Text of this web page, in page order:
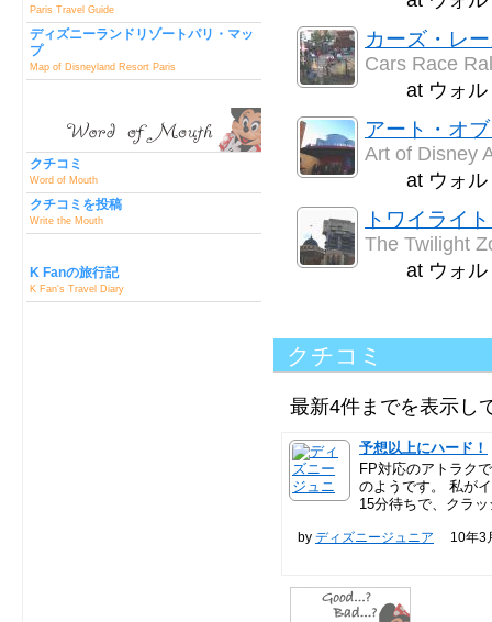
Paris Travel Guide
ディズニーランドリゾートパリ・マッ
プ
Map of Disneyland Resort Paris
クチコミ
Word of Mouth
クチコミを投稿
Write the Mouth
K Fanの旅行記
K Fan's Travel Diary
カーズ・レ
Cars Race
at ウォ
アート・オ
Art of Disney
at ウォ
トワイライ
The Twilight
at ウォ
クチコミ
最新4件までを表示し
予想以上にハード！
FP対応のアトラク
のようです。 私が
15分待ちで、クラ
by ディズニージュニア 10年3